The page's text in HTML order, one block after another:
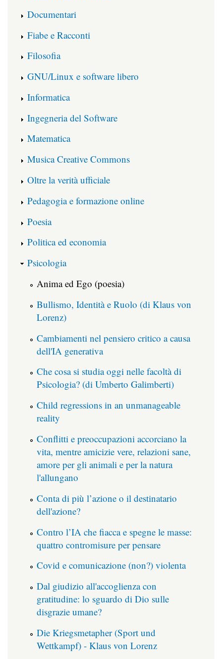
Documentari
Fiabe e Racconti
Filosofia
GNU/Linux e software libero
Informatica
Ingegneria del Software
Matematica
Musica Creative Commons
Oltre la verità ufficiale
Pedagogia e formazione online
Poesia
Politica ed economia
Psicologia
Anima ed Ego (poesia)
Bullismo, Identità e Ruolo (di Klaus von
Lorenz)
Cambiamenti nel pensiero critico a causa
dell'IA generativa
Che cosa si studia oggi nelle facoltà di
Psicologia? (di Umberto Galimberti)
Child regressions in an unmanageable
reality
Conflitti e preoccupazioni accorciano la
vita, mentre amicizie vere, relazioni sane,
amore per gli animali e per la natura
l'allungano
Conta di più l’azione o il destinatario
dell'azione?
Contro l’IA che fiacca e spegne le masse:
quattro contromisure per pensare
Covid e comunicazione (non?) violenta
Dal giudizio all'accoglienza con
gratitudine: lo sguardo di Dio sulle
disgrazie umane?
Die Kriegsmetapher (Sport und
Wettkampf) - Klaus von Lorenz